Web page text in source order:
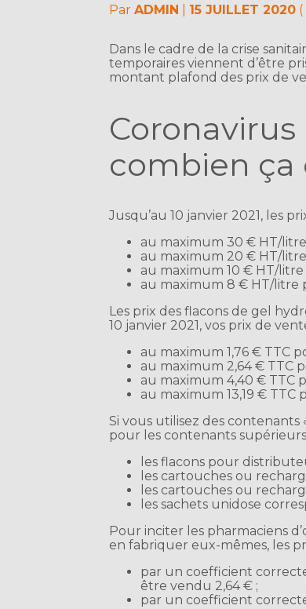
ParADMIN 15 JUILLET 2020
Dans le cadre de la crise
temporaires viennent d’être
montant plafond des prix de
Coronavirus
combien ça
Jusqu’au 10 janvier 2021, les
au maximum 30 € HT/
au maximum 20 € HT/
au maximum 10 € HT/
au maximum 8 € HT/litre
Les prix des flacons de gel
10 janvier 2021, vos prix de
au maximum 1,76 € TTC
au maximum 2,64 € TTC
au maximum 4,40 € TTC
au maximum 13,19 € TTC
Si vous utilisez des
pour les contenants supérieurs
les flacons pour
les cartouches ou
les cartouches ou
les sachets unidose
Pour inciter les pharmaciens
en fabriquer eux-mêmes, les
par un coefficient
être vendu 2,64 € ;
par un coefficient